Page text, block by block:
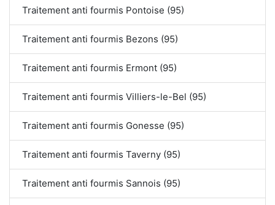
Traitement anti fourmis Pontoise (95)
Traitement anti fourmis Bezons (95)
Traitement anti fourmis Ermont (95)
Traitement anti fourmis Villiers-le-Bel (95)
Traitement anti fourmis Gonesse (95)
Traitement anti fourmis Taverny (95)
Traitement anti fourmis Sannois (95)